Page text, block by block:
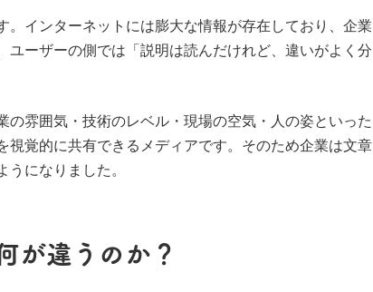
インターネットには膨大な情報が存在しており、企業
ーザーの側では「説明は読んだけれど、違いがよく分
雰囲気・技術のレベル・現場の空気・人の姿といった
覚的に共有できるメディアです。そのため企業は文章
になりました。
が違うのか？